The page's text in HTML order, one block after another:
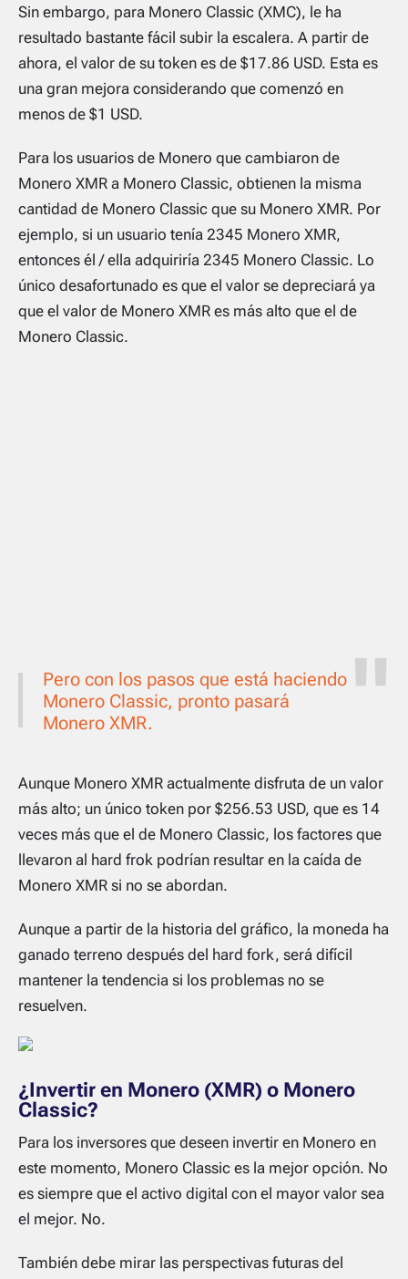
Sin embargo, para Monero Classic (XMC), le ha
resultado bastante fácil subir la escalera. A partir de
ahora, el valor de su token es de $17.86 USD. Esta es
una gran mejora considerando que comenzó en
menos de $1 USD.
Para los usuarios de Monero que cambiaron de
Monero XMR a Monero Classic, obtienen la misma
cantidad de Monero Classic que su Monero XMR. Por
ejemplo, si un usuario tenía 2345 Monero XMR,
entonces él / ella adquiriría 2345 Monero Classic. Lo
único desafortunado es que el valor se depreciará ya
que el valor de Monero XMR es más alto que el de
Monero Classic.
Pero con los pasos que está haciendo
Monero Classic, pronto pasará
Monero XMR.
Aunque Monero XMR actualmente disfruta de un valor
más alto; un único token por $256.53 USD, que es 14
veces más que el de Monero Classic, los factores que
llevaron al hard frok podrían resultar en la caída de
Monero XMR si no se abordan.
Aunque a partir de la historia del gráfico, la moneda ha
ganado terreno después del hard fork, será difícil
mantener la tendencia si los problemas no se
resuelven.
¿Invertir en Monero (XMR) o Monero
Classic?
Para los inversores que deseen invertir en Monero en
este momento, Monero Classic es la mejor opción. No
es siempre que el activo digital con el mayor valor sea
el mejor. No.
También debe mirar las perspectivas futuras del